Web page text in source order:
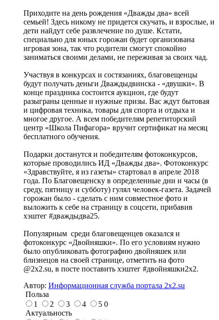
Приходите на день рождения «Дважды два» всей
семьей! Здесь никому не придется скучать, и взрослые, и
дети найдут себе развлечение по душе. Кстати,
специально для юных горожан будет организована
игровая зона, так что родители смогут спокойно
заниматься своими делами, не переживая за своих чад.
Участвуя в конкурсах и состязаниях, благовещенцы
будут получать деньги Дваждыдвинска - «двушки». В
конце праздника состоится аукцион, где будут
разыграны ценные и нужные призы. Вас ждут бытовая
и цифровая техника, товары для спорта и отдыха и
многое другое. А всем победителям репетиторский
центр «Школа Пифагора» вручит сертификат на месяц
бесплатного обучения.
Подарки достанутся и победителям фотоконкурсов,
которые проводились ИД «Дважды два». Фотоконкурс
«Здравствуйте, я из газеты» стартовал в апреле 2018
года. По Благовещенску в определенные дни и часы (в
среду, пятницу и субботу) гулял человек-газета. Задачей
горожан было - сделать с ним совместное фото и
выложить к себе на страницу в соцсети, прибавив
хэштег #дваждыдва25.
Популярным среди благовещенцев оказался и
фотоконкурс «Двойняшки». По его условиям нужно
было опубликовать фотографию двойняшек или
близнецов на своей странице, отметить на фото
@2x2.su, в посте поставить хэштег #двойняшки2х2.
Автор: Информационная служба портала 2x2.su
Польза
1
2 3 4 5 0
Актуальность